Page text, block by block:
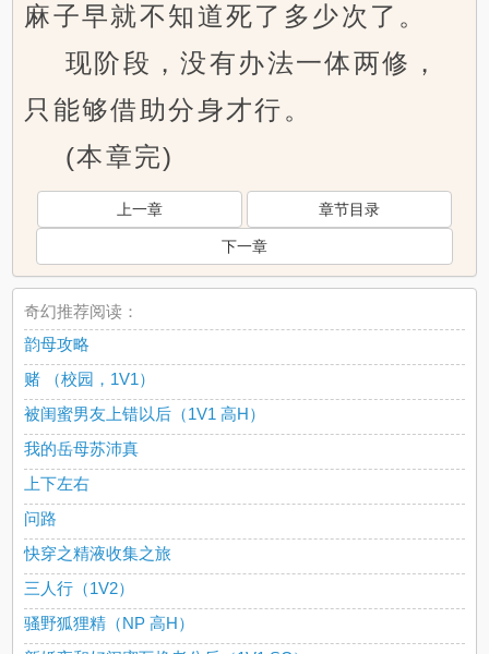
麻子早就不知道死了多少次了。
现阶段，没有办法一体两修，
只能够借助分身才行。
(本章完)
上一章 章节目录
下一章
奇幻推荐阅读：
韵母攻略
赌 （校园，1V1）
被闺蜜男友上错以后（1V1 高H）
我的岳母苏沛真
上下左右
问路
快穿之精液收集之旅
三人行（1V2）
骚野狐狸精（NP 高H）